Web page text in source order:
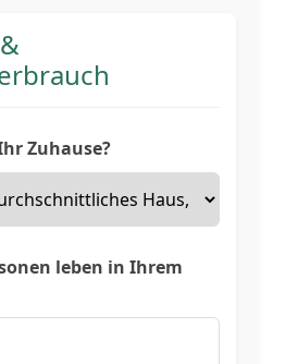
Zuhause?
leben in Ihrem